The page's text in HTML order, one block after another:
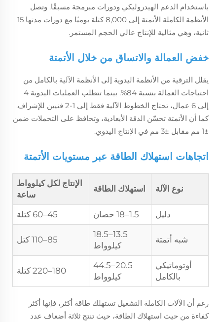
باستخدام الدعم الهيدروليكي ودورات مبرمجة مسبقًا. وتصل
الأنظمة الكاملة الأتمتة إلى 8,000 كتلة يوميًا مع دورات مدتها 15
ثانية، وهي مثالية للإنتاج عالي الحجم المستمر.
خفض العمالة والاتساق من خلال الأتمتة
يقلل الترقية من الأنظمة اليدوية إلى الأنظمة الآلية بالكامل من
احتياجات العمالة بنسبة 84%. بينما تتطلب العمليات اليدوية 4
إلى 6 عمال، تحتاج الخطوط الآلية فقط إلى 1-2 فنيين للإشراف.
كما أن الأتمتة تحسّن الدقة الأبعادية، وتحافظ على التحملات ضمن
±1 مم مقابل ±3 مم في الإنتاج اليدوي.
اتجاهات استهلاك الطاقة عبر مستويات الأتمتة
نوع الآلة استهلاك الطاقة
الإنتاج لكل كيلوواط
ساعة
دليل
1.5–18 حصان 45–60 كتلة
شبه أتمتة
13.5–18.5
كيلوواط
85–110 كتل
أوتوماتيكي
بالكامل
20.5–44.5
كيلوواط
180–220 كتلة
رغم أن الآلات الكاملة التشغيل تستهلك طاقة أكثر، فإنها أكثر
كفاءة من حيث استهلاك الطاقة، حيث تنتج ثلاثة أضعاف عدد